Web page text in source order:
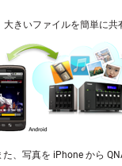
きいファイルを簡単に共
、写真を iPhone から